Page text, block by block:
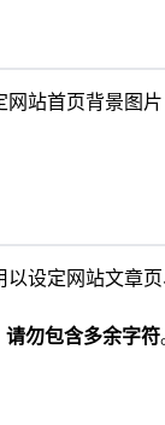
站首页背景图
设定网站文章
请勿包含多余字符